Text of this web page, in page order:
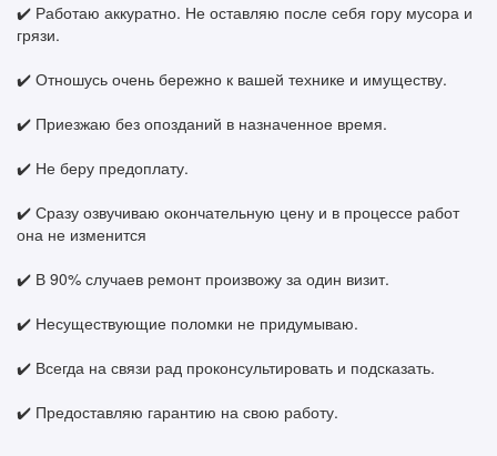
✔️ Работаю аккуратно. Не оставляю после себя гору мусора и
грязи.
✔️ Отношусь очень бережно к вашей технике и имуществу.
✔️ Приезжаю без опозданий в назначенное время.
✔️ Не беру предоплату.
✔️ Сразу озвучиваю окончательную цену и в процессе работ
она не изменится
✔️ В 90% случаев ремонт произвожу за один визит.
✔️ Несуществующие поломки не придумываю.
✔️ Всегда на связи рад проконсультировать и подсказать.
✔️ Предоставляю гарантию на свою работу.